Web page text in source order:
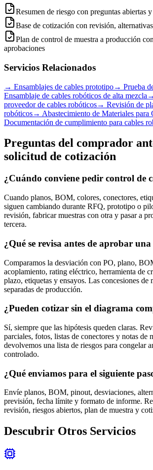
Resumen de riesgo con preguntas abiertas
Base de cotización con revisión,
Plan de control de muestra a producción
aprobaciones
Servicios Relacionados
→ Ensamblajes de cables prototipo→ Prueba
Ensamblaje de cables robóticos de alta mezcla →
proveedor de cables robóticos→ Revisión de
robóticos→ Abastecimiento de Materiales para
Documentación de cumplimiento para cables
Preguntas del comprador
solicitud de cotización
¿Cuándo conviene pedir control de
Cuando planos, BOM, colores, conectores,
siguen cambiando durante RFQ, prototipo o
revisión, fabricar muestras con otra y pasar a
tercera.
¿Qué se revisa antes de aprobar
Comparamos la desviación con PO, plano,
acoplamiento, rating eléctrico, herramienta de
plazo, etiquetas y ensayos. Las concesiones de
separadas de producción.
¿Pueden cotizar sin el diagrama
Sí, siempre que las hipótesis queden claras.
parciales, fotos, listas de conectores y notas de
devolvemos una lista de riesgos para congelar
controlado.
¿Qué enviamos para el siguiente
Envíe planos, BOM, pinout, desviaciones,
previsión, fecha límite y formato de informe.
revisión, riesgos abiertos, plan de muestra y
Descubrir Otros Servicios